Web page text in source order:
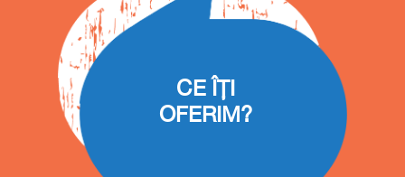
CE ÎȚI
OFERIM?